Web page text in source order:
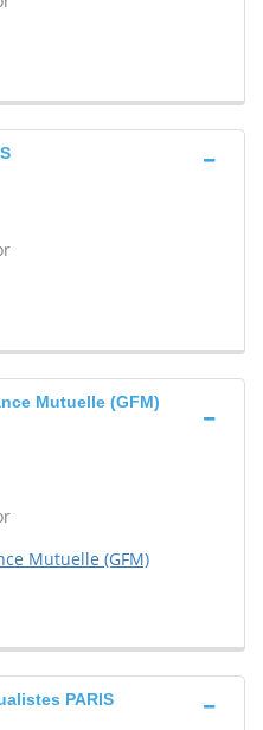
Mutuelle (GFM)
Mutuelle (GFM)
PARIS